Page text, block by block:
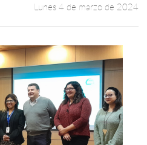
Lunes 4 de marzo de 2024